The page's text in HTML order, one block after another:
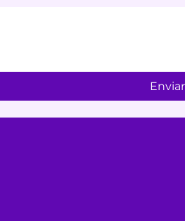
Enviar